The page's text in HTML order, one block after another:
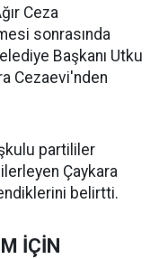
Ceza
sonrasında
Başkanı Utku
Cezaevi'nden
partililer
Çaykara
belirtti.
İÇİN